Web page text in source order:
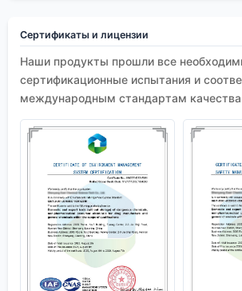
Сертификаты и лицензии
Наши продукты прошли все
сертификационные испытания и
международным стандартам